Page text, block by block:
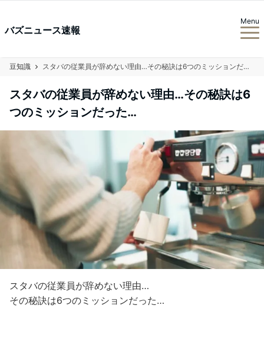
バズニュース速報
Menu
豆知識 スタバの従業員が辞めない理由…その秘訣は6つのミッションだった…
スタバの従業員が辞めない理由…その秘訣は6
つのミッションだった…
スタバの従業員が辞めない理由…
その秘訣は6つのミッションだった…